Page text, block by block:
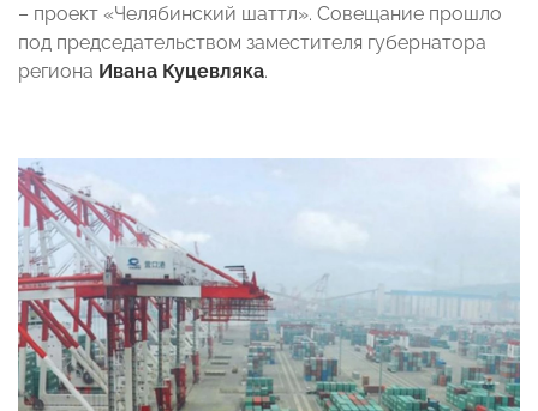
– проект «Челябинский шаттл». Совещание прошло
под председательством заместителя губернатора
региона Ивана Куцевляка.